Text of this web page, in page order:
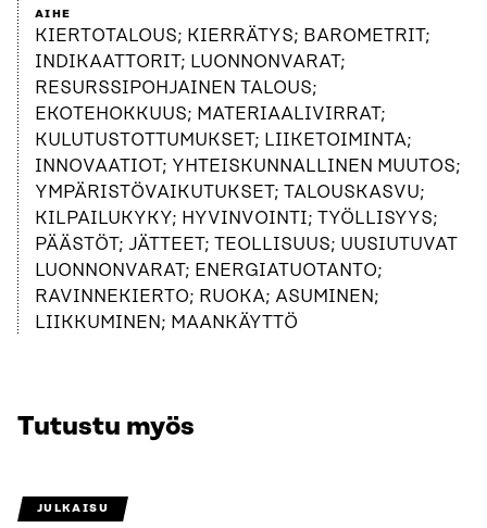
AIHE
KIERTOTALOUS; KIERRÄTYS; BAROMETRIT;
INDIKAATTORIT; LUONNONVARAT;
RESURSSIPOHJAINEN TALOUS;
EKOTEHOKKUUS; MATERIAALIVIRRAT;
KULUTUSTOTTUMUKSET; LIIKETOIMINTA;
INNOVAATIOT; YHTEISKUNNALLINEN MUUTOS;
YMPÄRISTÖVAIKUTUKSET; TALOUSKASVU;
KILPAILUKYKY; HYVINVOINTI; TYÖLLISYYS;
PÄÄSTÖT; JÄTTEET; TEOLLISUUS; UUSIUTUVAT
LUONNONVARAT; ENERGIATUOTANTO;
RAVINNEKIERTO; RUOKA; ASUMINEN;
LIIKKUMINEN; MAANKÄYTTÖ
Tutustu myös
JULKAISU